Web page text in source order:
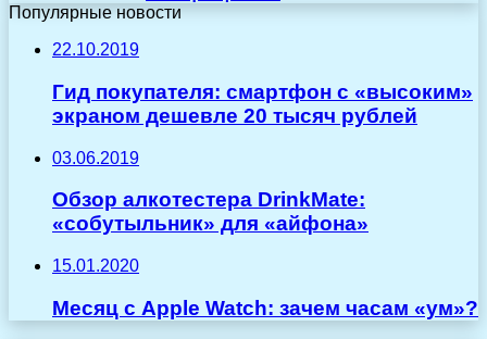
Популярные новости
22.10.2019
Гид покупателя: cмартфон с «высоким»
экраном дешевле 20 тысяч рублей
03.06.2019
Обзор алкотестера DrinkMate:
«cобутыльник» для «айфона»
15.01.2020
Месяц с Apple Watch: зачем часам «ум»?